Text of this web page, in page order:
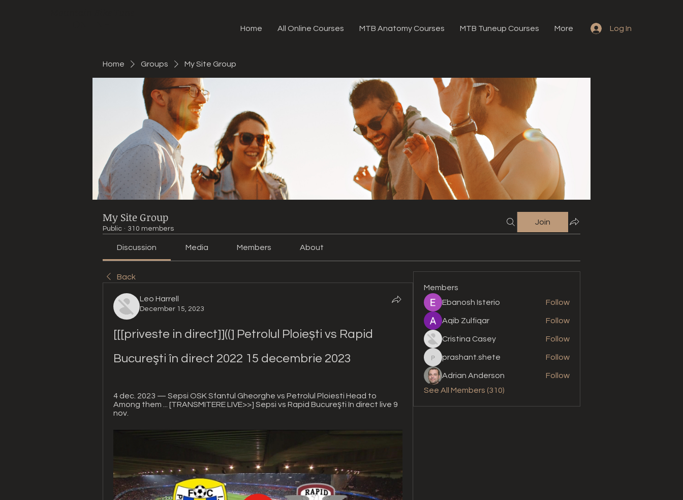
Home All Online Courses MTB Anatomy Courses MTB Tuneup Courses More Log In
Home Groups My Site Group
My Site Group
Public · 310 members
Join
Discussion Media Members About
Back
Leo Harrell
December 15, 2023
[[[priveste in direct]]((] Petrolul Ploiești vs Rapid
Bucureşti în direct 2022 15 decembrie 2023
4 dec. 2023 — Sepsi OSK Sfantul Gheorghe vs Petrolul Ploiesti Head to
Among them ... [TRANSMITERE LIVE>>] Sepsi vs Rapid Bucureşti în direct live 9
nov.
Members
Ebanosh Isterio
Follow
Aqib Zulfiqar Follow
Cristina Casey Follow
prashant.shete
prashant.shete Follow
Adrian Anderson
Follow
See All Members (310)